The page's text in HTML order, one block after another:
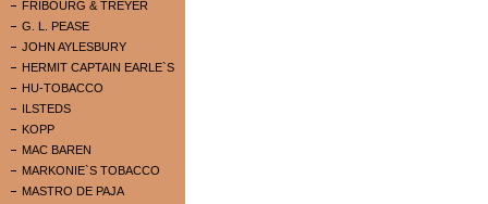
FRIBOURG & TREYER
G. L. PEASE
JOHN AYLESBURY
HERMIT CAPTAIN EARLE`S
HU-TOBACCO
ILSTEDS
KOPP
MAC BAREN
MARKONIE`S TOBACCO
MASTRO DE PAJA